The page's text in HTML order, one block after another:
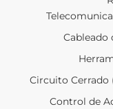
Cableado
Circuito Cerrado
Control de